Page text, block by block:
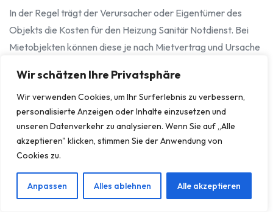
Wir schätzen Ihre Privatsphäre
Wir verwenden Cookies, um Ihr Surferlebnis zu verbessern,
personalisierte Anzeigen oder Inhalte einzusetzen und
unseren Datenverkehr zu analysieren. Wenn Sie auf „Alle
akzeptieren" klicken, stimmen Sie der Anwendung von
Cookies zu.
Anpassen Alles ablehnen Alle akzeptieren
In der Regel trägt der Verursacher oder Eigentümer des
Objekts die Kosten für den Heizung Sanitär Notdienst. Bei
Mietobjekten können diese je nach Mietvertrag und Ursache
Gibt Es Eine Garantie Auf Die
Reparaturleistung?
Ja, wir gewähren eine Garantie auf unsere erbrachten
Reparaturleistungen durch den Heizung Sanitär Notdienst.
erläutert und hängen von der Art der Reparatur ab.